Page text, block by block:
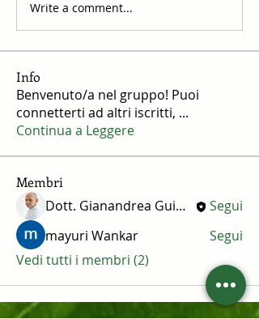
Write a comment...
Info
Benvenuto/a nel gruppo! Puoi
connetterti ad altri iscritti, ...
Continua a Leggere
Membri
Dott. Gianandrea Guidetti
Segui
mayuri Wankar
Segui
Vedi tutti i membri (2)